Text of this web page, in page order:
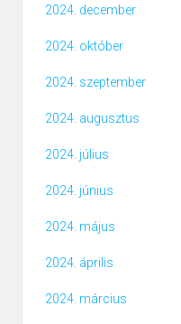
2024. december
2024. október
2024. szeptember
2024. augusztus
2024. július
2024. június
2024. május
2024. április
2024. március